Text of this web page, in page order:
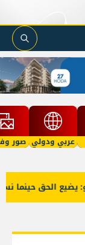
عربي ودولي صور
الحق حينما